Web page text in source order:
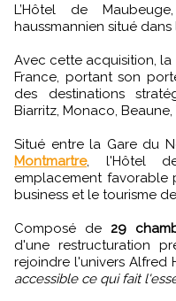
L’Hôtel de
haussmannien situé dans
Avec cette acquisition,
France, portant son
des destinations
Biarritz, Monaco,
Situé entre la Gare du
Montmartre, l'Hôtel
emplacement
business et le tourisme de
Composé de 29
d'une restructuration
rejoindre l'univers Alfred
accessible ce qui fait